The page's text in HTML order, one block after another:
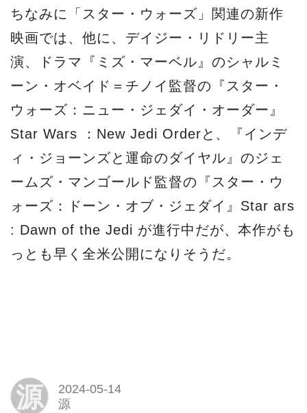
ちなみに「スター・ウォーズ」関連の新作
映画では、他に、デイジー・リドリー主
演、ドラマ『ミズ・マーベル』のシャルミ
ーン・オベイド＝チノイ監督の『スター・
ウォーズ：ニュー・ジェダイ・オーダー』
Star Wars ：New Jedi Orderと、『インデ
ィ・ジョーンズと運命のダイヤル』のジェ
ームズ・マンゴールド監督の『スター・ウ
ォーズ：ドーン・オブ・ジェダイ』Star ars
: Dawn of the Jedi が進行中だが、本作がも
っとも早く全米公開になりそうだ。
源
2024-05-14
源